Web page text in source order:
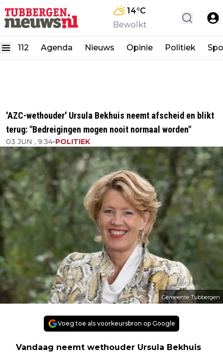
14°C
Bewolkt
112 Agenda Nieuws Opinie Politiek
'AZC-wethouder' Ursula Bekhuis neemt afscheid en blikt
terug: "Bedreigingen mogen nooit normaal worden"
03 JUN , 9:34•POLITIEK
Gemeente Tubbergen
Voeg toe als voorkeursbron op Google
Vandaag neemt wethouder Ursula Bekhuis